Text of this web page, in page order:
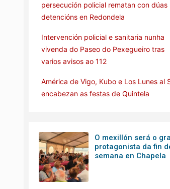
persecución policial rematan con dúas
detencións en Redondela
Intervención policial e sanitaria nunha
vivenda do Paseo do Pexegueiro tras
varios avisos ao 112
América de Vigo, Kubo e Los Lunes al
encabezan as festas de Quintela
O mexillón será o
protagonista da fin
semana en Chapela